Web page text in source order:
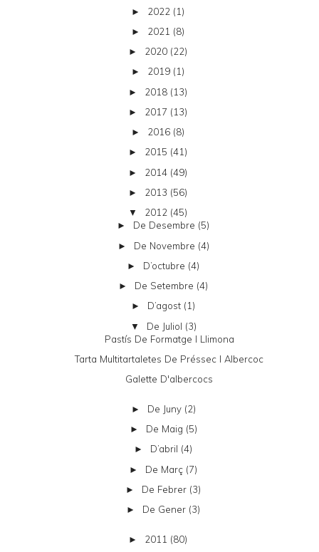
► 2022 (1)
► 2021 (8)
► 2020 (22)
► 2019 (1)
► 2018 (13)
► 2017 (13)
► 2016 (8)
► 2015 (41)
► 2014 (49)
► 2013 (56)
▼ 2012 (45)
► De Desembre (5)
► De Novembre (4)
► D’octubre (4)
► De Setembre (4)
► D’agost (1)
▼ De Juliol (3)
Pastís De Formatge I Llimona
Tarta Multitartaletes De Préssec I Albercoc
Galette D'albercocs
► De Juny (2)
► De Maig (5)
► D’abril (4)
► De Març (7)
► De Febrer (3)
► De Gener (3)
► 2011 (80)